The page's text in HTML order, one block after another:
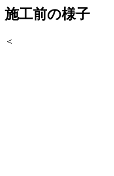
施工前の様子
＜